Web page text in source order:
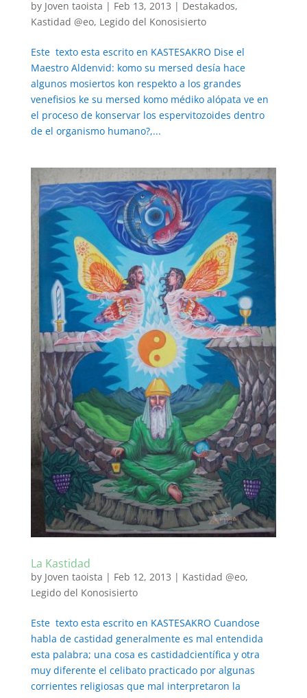
by Joven taoista | Feb 13, 2013 | Destakados,
Kastidad @eo, Legido del Konosisierto
Este texto esta escrito en KASTESAKRO Dise el
Maestro Aldenvid: komo su mersed desía hace
algunos mosiertos kon respekto a los grandes
venefisios ke su mersed komo médiko alópata ve en
el proceso de konservar los espervitozoides dentro
de el organismo humano?,...
La Kastidad
by Joven taoista | Feb 12, 2013 | Kastidad @eo,
Legido del Konosisierto
Este texto esta escrito en KASTESAKRO Cuandose
habla de castidad generalmente es mal entendida
esta palabra; una cosa es castidadcientífica y otra
muy diferente el celibato practicado por algunas
corrientes religiosas que mal interpretaron la